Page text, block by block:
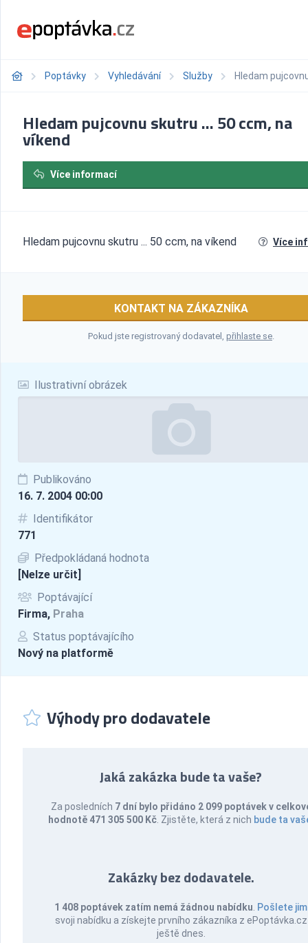
Poptávky Vyhledávání Služby Hledam
Ilustrativní obrázek
Publikováno
16. 7. 2004 00:00
Identifikátor
771
Předpokládaná hodnota
[Nelze určit]
Poptávající
Firma, Praha
Status poptávajícího
Nový na platformě
Hledam pujcovnu skutru ... 50 ccm, na
víkend
Více informací
Hledam pujcovnu skutru ... 50 ccm, na víkend Více
KONTAKT NA ZÁKAZNÍKA
Pokud jste registrovaný dodavatel, přihlaste se.
Výhody pro dodavatele
Jaká zakázka bude ta vaše?
Za posledních 7 dní bylo přidáno 2 099 poptávek v
hodnotě 471 305 500 Kč . Zjistěte, která z nich bude ta
Zakázky bez dodavatele.
1 408 poptávek zatím nemá žádnou nabídku Pošlete jim
svoji nabídku a získejte prvního zákazníka z ePoptávka.cz
ještě dnes.